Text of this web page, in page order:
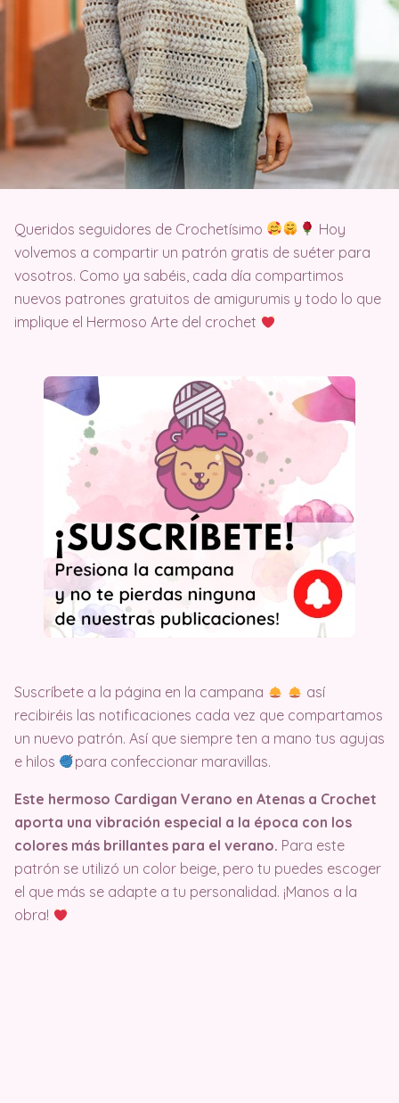
Queridos seguidores de Crochetísimo
Hoy
volvemos a compartir un patrón gratis de suéter para
vosotros. Como ya sabéis, cada día compartimos
nuevos patrones gratuitos de amigurumis y todo lo que
implique el Hermoso Arte del crochet
Suscríbete a la página en la campana
así
recibiréis las notificaciones cada vez que compartamos
un nuevo patrón. Así que siempre ten a mano tus agujas
e hilos
para confeccionar maravillas.
Este hermoso Cardigan Verano en Atenas a Crochet
aporta una vibración especial a la época con los
colores más brillantes para el verano. Para este
patrón se utilizó un color beige, pero tu puedes escoger
el que más se adapte a tu personalidad. ¡Manos a la
obra!